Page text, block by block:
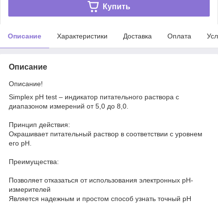
Купить
Описание Характеристики Доставка Оплата
Описание
Описание!
Simplex pH test – индикатор питательного раствора с
диапазоном измерений от 5,0 до 8,0.
Принцип действия:
Окрашивает питательный раствор в соответствии с уровнем
его рН.
Преимущества:
Позволяет отказаться от использования электронных рН-
измерителей
Является надежным и простом способ узнать точный рН